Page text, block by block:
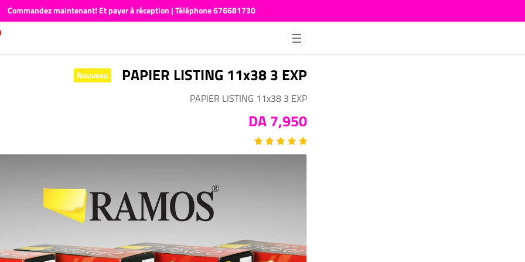
Commandez maintenant! Et payer à réception | Téléphone 676681730
PAPIER LISTING 11x38 3 EXP
Nouveau
PAPIER LISTING 11x38 3 EXP
7,950 DA